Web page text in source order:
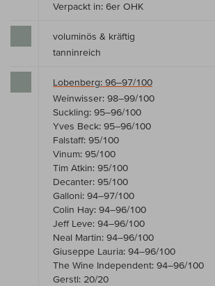
Verpackt in: 6er OHK
voluminös & kräftig
tanninreich
Lobenberg: 96–97/100
Weinwisser: 98–99/100
Suckling: 95–96/100
Yves Beck: 95–96/100
Falstaff: 95/100
Vinum: 95/100
Tim Atkin: 95/100
Decanter: 95/100
Galloni: 94–97/100
Colin Hay: 94–96/100
Jeff Leve: 94–96/100
Neal Martin: 94–96/100
Giuseppe Lauria: 94–96/100
The Wine Independent: 94–96/100
Gerstl: 20/20